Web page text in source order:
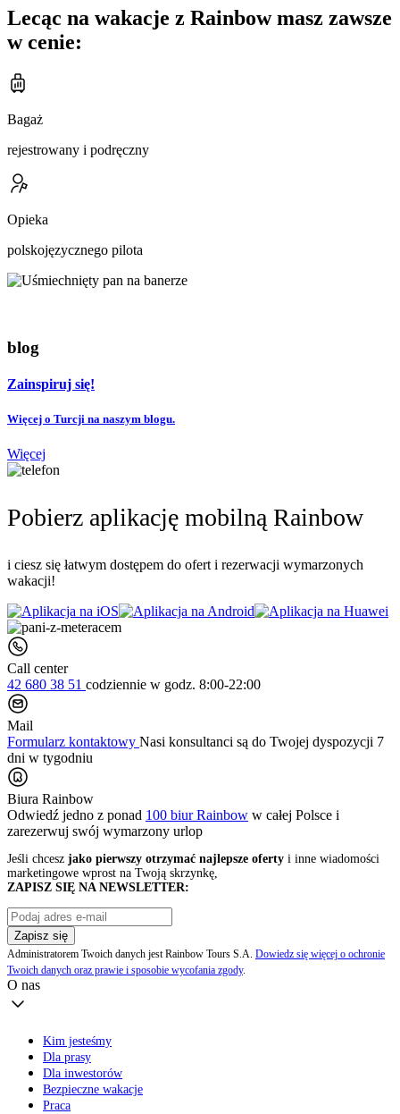
Lecąc na wakacje z Rainbow masz zawsze
w cenie:
Bagaż
rejestrowany i podręczny
Opieka
polskojęzycznego pilota
blog
Zainspiruj się!
Więcej o Turcji na naszym blogu.
Więcej
Pobierz aplikację mobilną Rainbow
i ciesz się łatwym dostępem do ofert i rezerwacji wymarzonych
wakacji!
Call center
42 680 38 51 codziennie w godz. 8:00-22:00
Mail
Formularz kontaktowy Nasi konsultanci są do Twojej dyspozycji 7
dni w tygodniu
Biura Rainbow
Odwiedź jedno z ponad 100 biur Rainbow w całej Polsce i
zarezerwuj swój wymarzony urlop
Jeśli chcesz jako pierwszy otrzymać najlepsze oferty i inne wiadomości
marketingowe wprost na Twoją skrzynkę,
ZAPISZ SIĘ NA NEWSLETTER:
Zapisz się
Administratorem Twoich danych jest Rainbow Tours S.A. Dowiedz się więcej o ochronie
Twoich danych oraz prawie i sposobie wycofania zgody.
O nas
Kim jesteśmy
Dla prasy
Dla inwestorów
Bezpieczne wakacje
Praca